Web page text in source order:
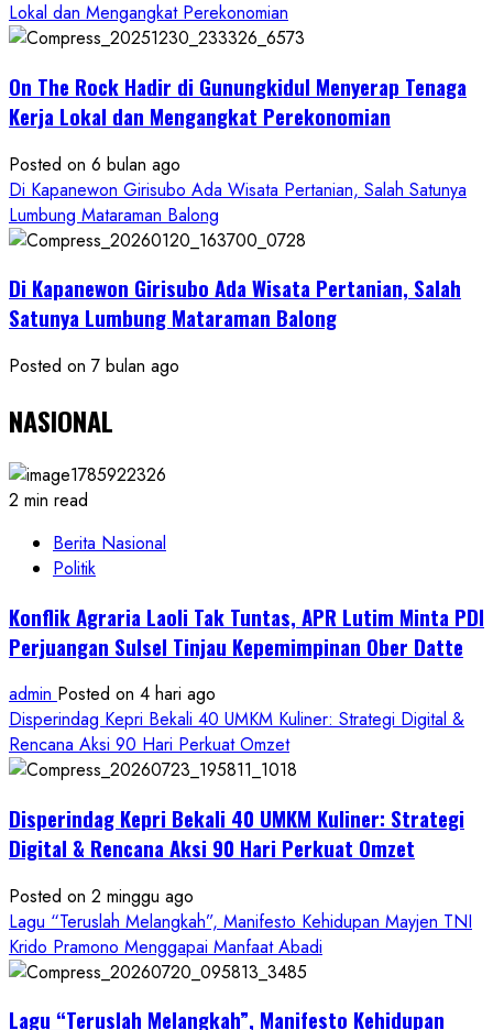
Lokal dan Mengangkat Perekonomian
On The Rock Hadir di Gunungkidul Menyerap Tenaga
Kerja Lokal dan Mengangkat Perekonomian
Posted on 6 bulan ago
Di Kapanewon Girisubo Ada Wisata Pertanian, Salah Satunya
Lumbung Mataraman Balong
Di Kapanewon Girisubo Ada Wisata Pertanian, Salah
Satunya Lumbung Mataraman Balong
Posted on 7 bulan ago
NASIONAL
2 min read
Berita Nasional
Politik
Konflik Agraria Laoli Tak Tuntas, APR Lutim Minta PDI
Perjuangan Sulsel Tinjau Kepemimpinan Ober Datte
admin Posted on 4 hari ago
Disperindag Kepri Bekali 40 UMKM Kuliner: Strategi Digital &
Rencana Aksi 90 Hari Perkuat Omzet
Disperindag Kepri Bekali 40 UMKM Kuliner: Strategi
Digital & Rencana Aksi 90 Hari Perkuat Omzet
Posted on 2 minggu ago
Lagu “Teruslah Melangkah”, Manifesto Kehidupan Mayjen TNI
Krido Pramono Menggapai Manfaat Abadi
Lagu “Teruslah Melangkah”, Manifesto Kehidupan